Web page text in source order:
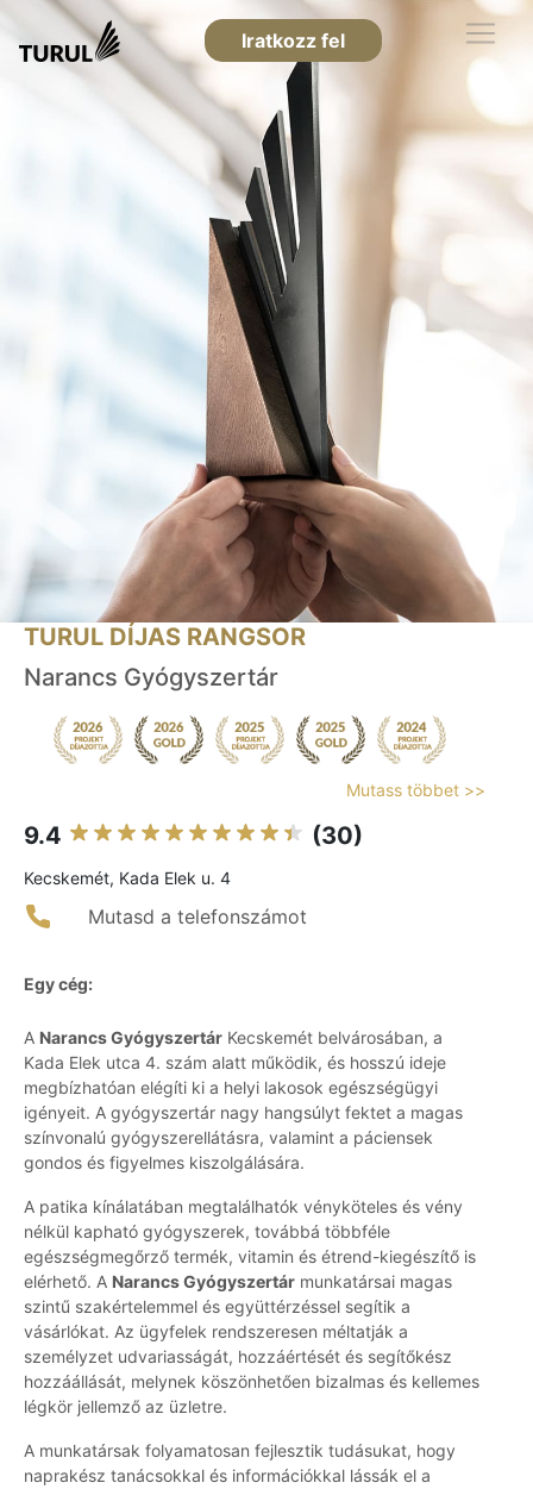
Iratkozz fel
TURUL DÍJAS RANGSOR
Narancs Gyógyszertár
Mutass többet >>
9.4 (30)
Kecskemét, Kada Elek u. 4
Mutasd a telefonszámot
Egy cég:
A Narancs Gyógyszertár Kecskemét belvárosában, a
Kada Elek utca 4. szám alatt működik, és hosszú ideje
megbízhatóan elégíti ki a helyi lakosok egészségügyi
igényeit. A gyógyszertár nagy hangsúlyt fektet a magas
színvonalú gyógyszerellátásra, valamint a páciensek
gondos és figyelmes kiszolgálására.
A patika kínálatában megtalálhatók vényköteles és vény
nélkül kapható gyógyszerek, továbbá többféle
egészségmegőrző termék, vitamin és étrend-kiegészítő is
elérhető. A Narancs Gyógyszertár munkatársai magas
szintű szakértelemmel és együttérzéssel segítik a
vásárlókat. Az ügyfelek rendszeresen méltatják a
személyzet udvariasságát, hozzáértését és segítőkész
hozzáállását, melynek köszönhetően bizalmas és kellemes
légkör jellemző az üzletre.
A munkatársak folyamatosan fejlesztik tudásukat, hogy
naprakész tanácsokkal és információkkal lássák el a